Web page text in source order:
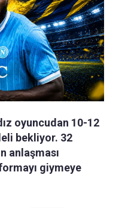
oyuncudan 10-12
bekliyor. 32
anlaşması
giymeye